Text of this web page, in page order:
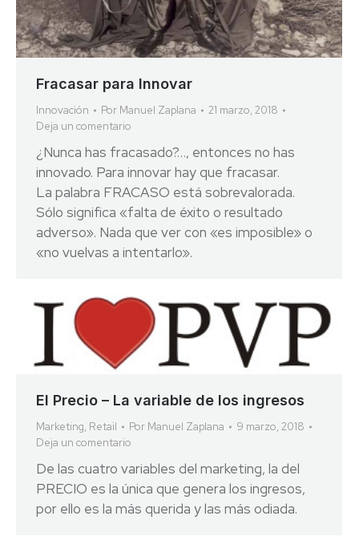
Fracasar para Innovar
Innovación Por Manuel Zaplana
21 marzo, 2018
Deja un comentario
¿Nunca has fracasado?…, entonces no has
innovado. Para innovar hay que fracasar.
La palabra FRACASO está sobrevalorada.
Sólo significa «falta de éxito o resultado
adverso». Nada que ver con «es imposible» o
«no vuelvas a intentarlo».
El Precio – La variable de los ingresos
Marketing, Retail Por Manuel Zaplana
9 marzo, 2018
Deja un comentario
De las cuatro variables del marketing, la del
PRECIO es la única que genera los ingresos,
por ello es la más querida y las más odiada.